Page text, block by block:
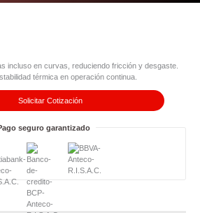
incluso en curvas, reduciendo fricción y desgaste.
térmica en operación continua.
Solicitar Cotización
seguro garantizado